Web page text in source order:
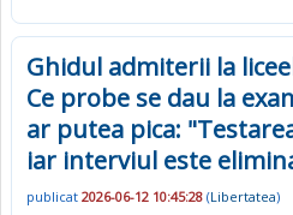
Ghidul admiterii la
Ce probe se dau la
ar putea pica:
iar interviul este
publicat 2026-06-12 10:45:28 (Libertatea)